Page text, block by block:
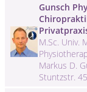
Gunsch
M.Sc. Univ.
Markus D.
Stuntzstr.